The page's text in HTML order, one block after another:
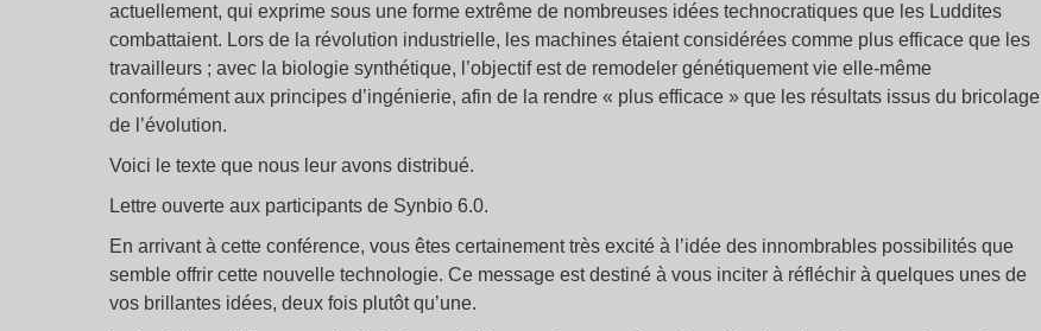
actuellement, qui exprime sous une forme extrême de nombreuses idées technocratiques que les Luddites
combattaient. Lors de la révolution industrielle, les machines étaient considérées comme plus efficace que les
travailleurs ; avec la biologie synthétique, l’objectif est de remodeler génétiquement vie elle-même
conformément aux principes d’ingénierie, afin de la rendre « plus efficace » que les résultats issus du bricolage
de l’évolution.
Voici le texte que nous leur avons distribué.
Lettre ouverte aux participants de Synbio 6.0.
En arrivant à cette conférence, vous êtes certainement très excité à l’idée des innombrables possibilités que
semble offrir cette nouvelle technologie. Ce message est destiné à vous inciter à réfléchir à quelques unes de
vos brillantes idées, deux fois plutôt qu’une.